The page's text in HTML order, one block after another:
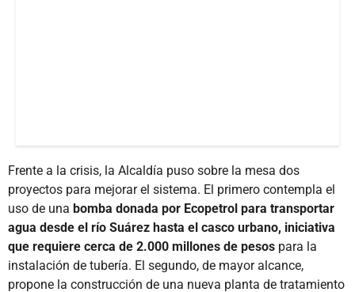
Frente a la crisis, la Alcaldía puso sobre la mesa dos
proyectos para mejorar el sistema. El primero contempla el
uso de una bomba donada por Ecopetrol para transportar
agua desde el río Suárez hasta el casco urbano, iniciativa
que requiere cerca de 2.000 millones de pesos para la
instalación de tubería. El segundo, de mayor alcance,
propone la construcción de una nueva planta de tratamiento